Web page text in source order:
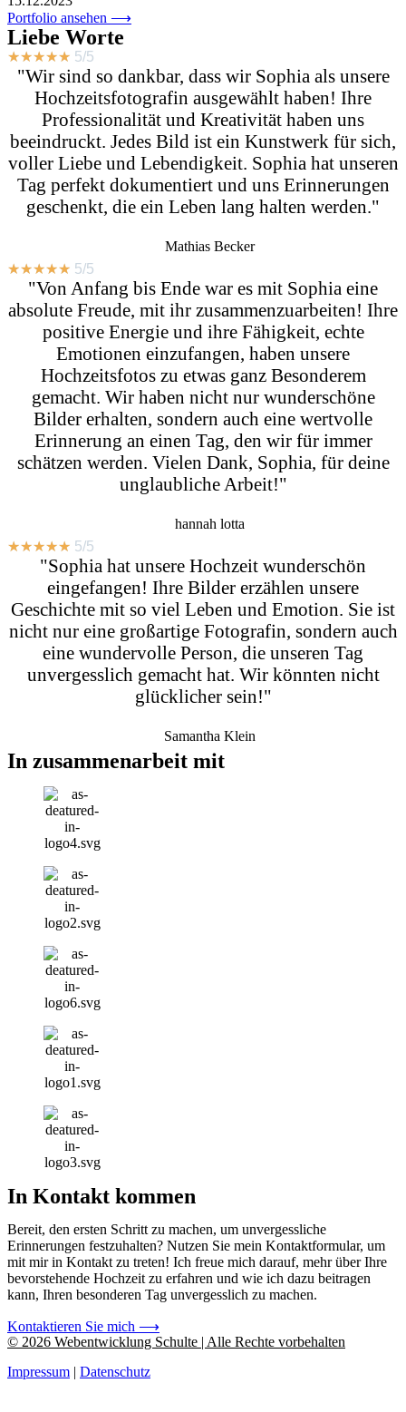
Portfolio ansehen ⟶
Liebe Worte
★★★★★ 5/5
"Wir sind so dankbar, dass wir Sophia als unsere
Hochzeitsfotografin ausgewählt haben! Ihre
Professionalität und Kreativität haben uns
beeindruckt. Jedes Bild ist ein Kunstwerk für sich,
voller Liebe und Lebendigkeit. Sophia hat unseren
Tag perfekt dokumentiert und uns Erinnerungen
geschenkt, die ein Leben lang halten werden."
Mathias Becker
★★★★★ 5/5
"Von Anfang bis Ende war es mit Sophia eine
absolute Freude, mit ihr zusammenzuarbeiten! Ihre
positive Energie und ihre Fähigkeit, echte
Emotionen einzufangen, haben unsere
Hochzeitsfotos zu etwas ganz Besonderem
gemacht. Wir haben nicht nur wunderschöne
Bilder erhalten, sondern auch eine wertvolle
Erinnerung an einen Tag, den wir für immer
schätzen werden. Vielen Dank, Sophia, für deine
unglaubliche Arbeit!"
hannah lotta
★★★★★ 5/5
"Sophia hat unsere Hochzeit wunderschön
eingefangen! Ihre Bilder erzählen unsere
Geschichte mit so viel Leben und Emotion. Sie ist
nicht nur eine großartige Fotografin, sondern auch
eine wundervolle Person, die unseren Tag
unvergesslich gemacht hat. Wir könnten nicht
glücklicher sein!"
Samantha Klein
In zusammenarbeit mit
In Kontakt kommen
Bereit, den ersten Schritt zu machen, um unvergessliche
Erinnerungen festzuhalten? Nutzen Sie mein Kontaktformular, um
mit mir in Kontakt zu treten! Ich freue mich darauf, mehr über Ihre
bevorstehende Hochzeit zu erfahren und wie ich dazu beitragen
kann, Ihren besonderen Tag unvergesslich zu machen.
Kontaktieren Sie mich ⟶
© 2026 Webentwicklung Schulte | Alle Rechte vorbehalten
Impressum | Datenschutz